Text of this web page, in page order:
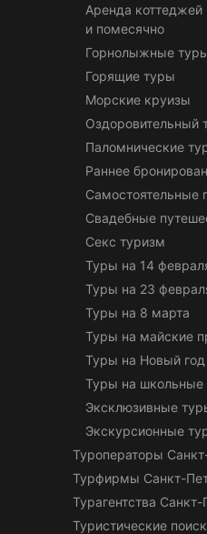
Аренда коттеджей
и помесячно
Горнолыжные
Горящие туры
Морские круизы
Оздоровительный
Паломнические
Раннее
Самостоятельные
Свадебные
Секс туризм
Туры на 14
Туры на 23
Туры на 8 марта
Туры на майские
Туры на Новый год
Туры на школьные
Эксклюзивные
Экскурсионные
Туроператоры
Турфирмы Санкт-
Турагентства
Туристические